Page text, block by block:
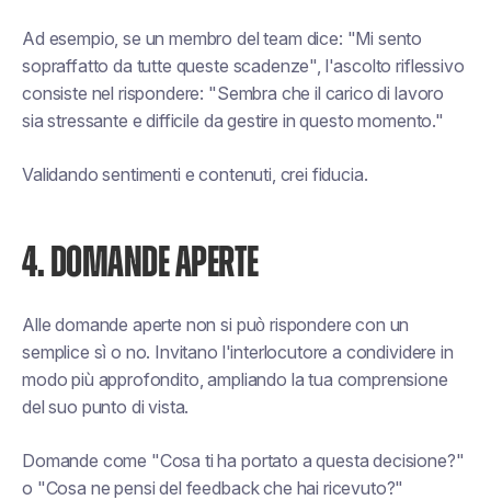
Ad esempio, se un membro del team dice: "Mi sento
sopraffatto da tutte queste scadenze", l'ascolto riflessivo
consiste nel rispondere: "Sembra che il carico di lavoro
sia stressante e difficile da gestire in questo momento."
Validando sentimenti e contenuti, crei fiducia.
4. DOMANDE APERTE
Alle domande aperte non si può rispondere con un
semplice sì o no. Invitano l'interlocutore a condividere in
modo più approfondito, ampliando la tua comprensione
del suo punto di vista.
Domande come "Cosa ti ha portato a questa decisione?"
o "Cosa ne pensi del feedback che hai ricevuto?"